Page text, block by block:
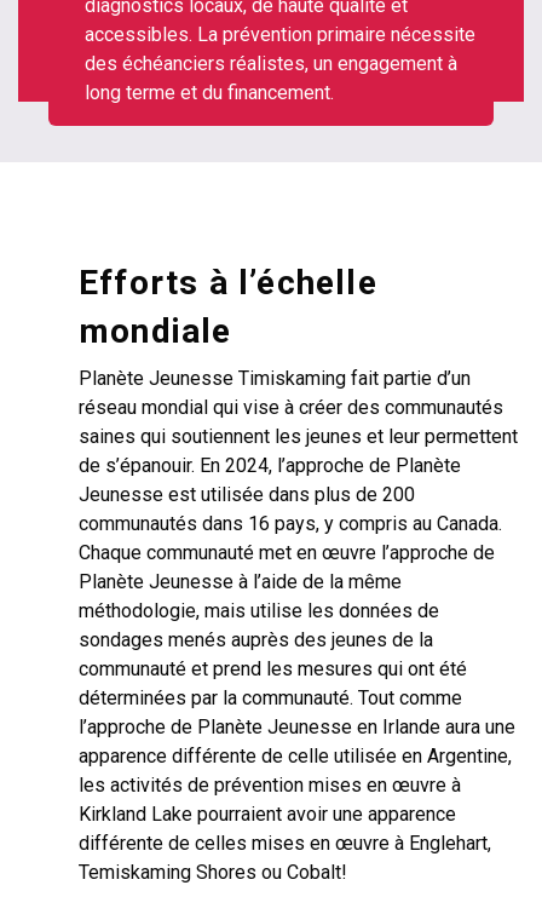
diagnostics locaux, de haute qualité et
accessibles. La prévention primaire nécessite
des échéanciers réalistes, un engagement à
long terme et du financement.
Efforts à l’échelle
mondiale
Planète Jeunesse Timiskaming fait partie d’un
réseau mondial qui vise à créer des communautés
saines qui soutiennent les jeunes et leur permettent
de s’épanouir. En 2024, l’approche de Planète
Jeunesse est utilisée dans plus de 200
communautés dans 16 pays, y compris au Canada.
Chaque communauté met en œuvre l’approche de
Planète Jeunesse à l’aide de la même
méthodologie, mais utilise les données de
sondages menés auprès des jeunes de la
communauté et prend les mesures qui ont été
déterminées par la communauté. Tout comme
l’approche de Planète Jeunesse en Irlande aura une
apparence différente de celle utilisée en Argentine,
les activités de prévention mises en œuvre à
Kirkland Lake pourraient avoir une apparence
différente de celles mises en œuvre à Englehart,
Temiskaming Shores ou Cobalt!